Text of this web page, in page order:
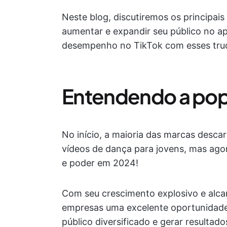
Neste blog, discutiremos os
aumentar e expandir seu público no
desempenho no TikTok com esses
Entendendo a
No início, a maioria das marcas
vídeos de dança para jovens, mas
e poder em 2024!
Com seu crescimento explosivo e
empresas uma excelente
público diversificado e gerar